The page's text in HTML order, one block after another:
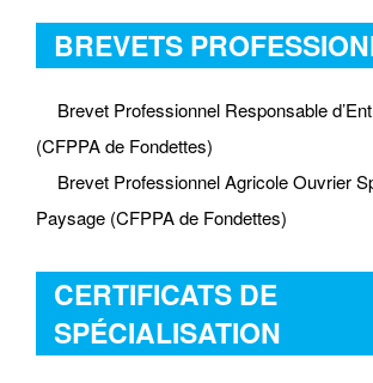
BREVETS
Brevet Professionnel Responsable
(CFPPA de Fondettes)
Brevet Professionnel Agricole Ouvrier
Paysage (CFPPA de Fondettes)
CERTIFICATS DE
SPÉCIALISATION